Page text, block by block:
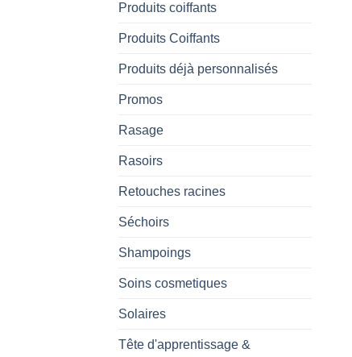
Produits coiffants
Produits Coiffants
Produits déjà personnalisés
Promos
Rasage
Rasoirs
Retouches racines
Séchoirs
Shampoings
Soins cosmetiques
Solaires
Tête d'apprentissage &